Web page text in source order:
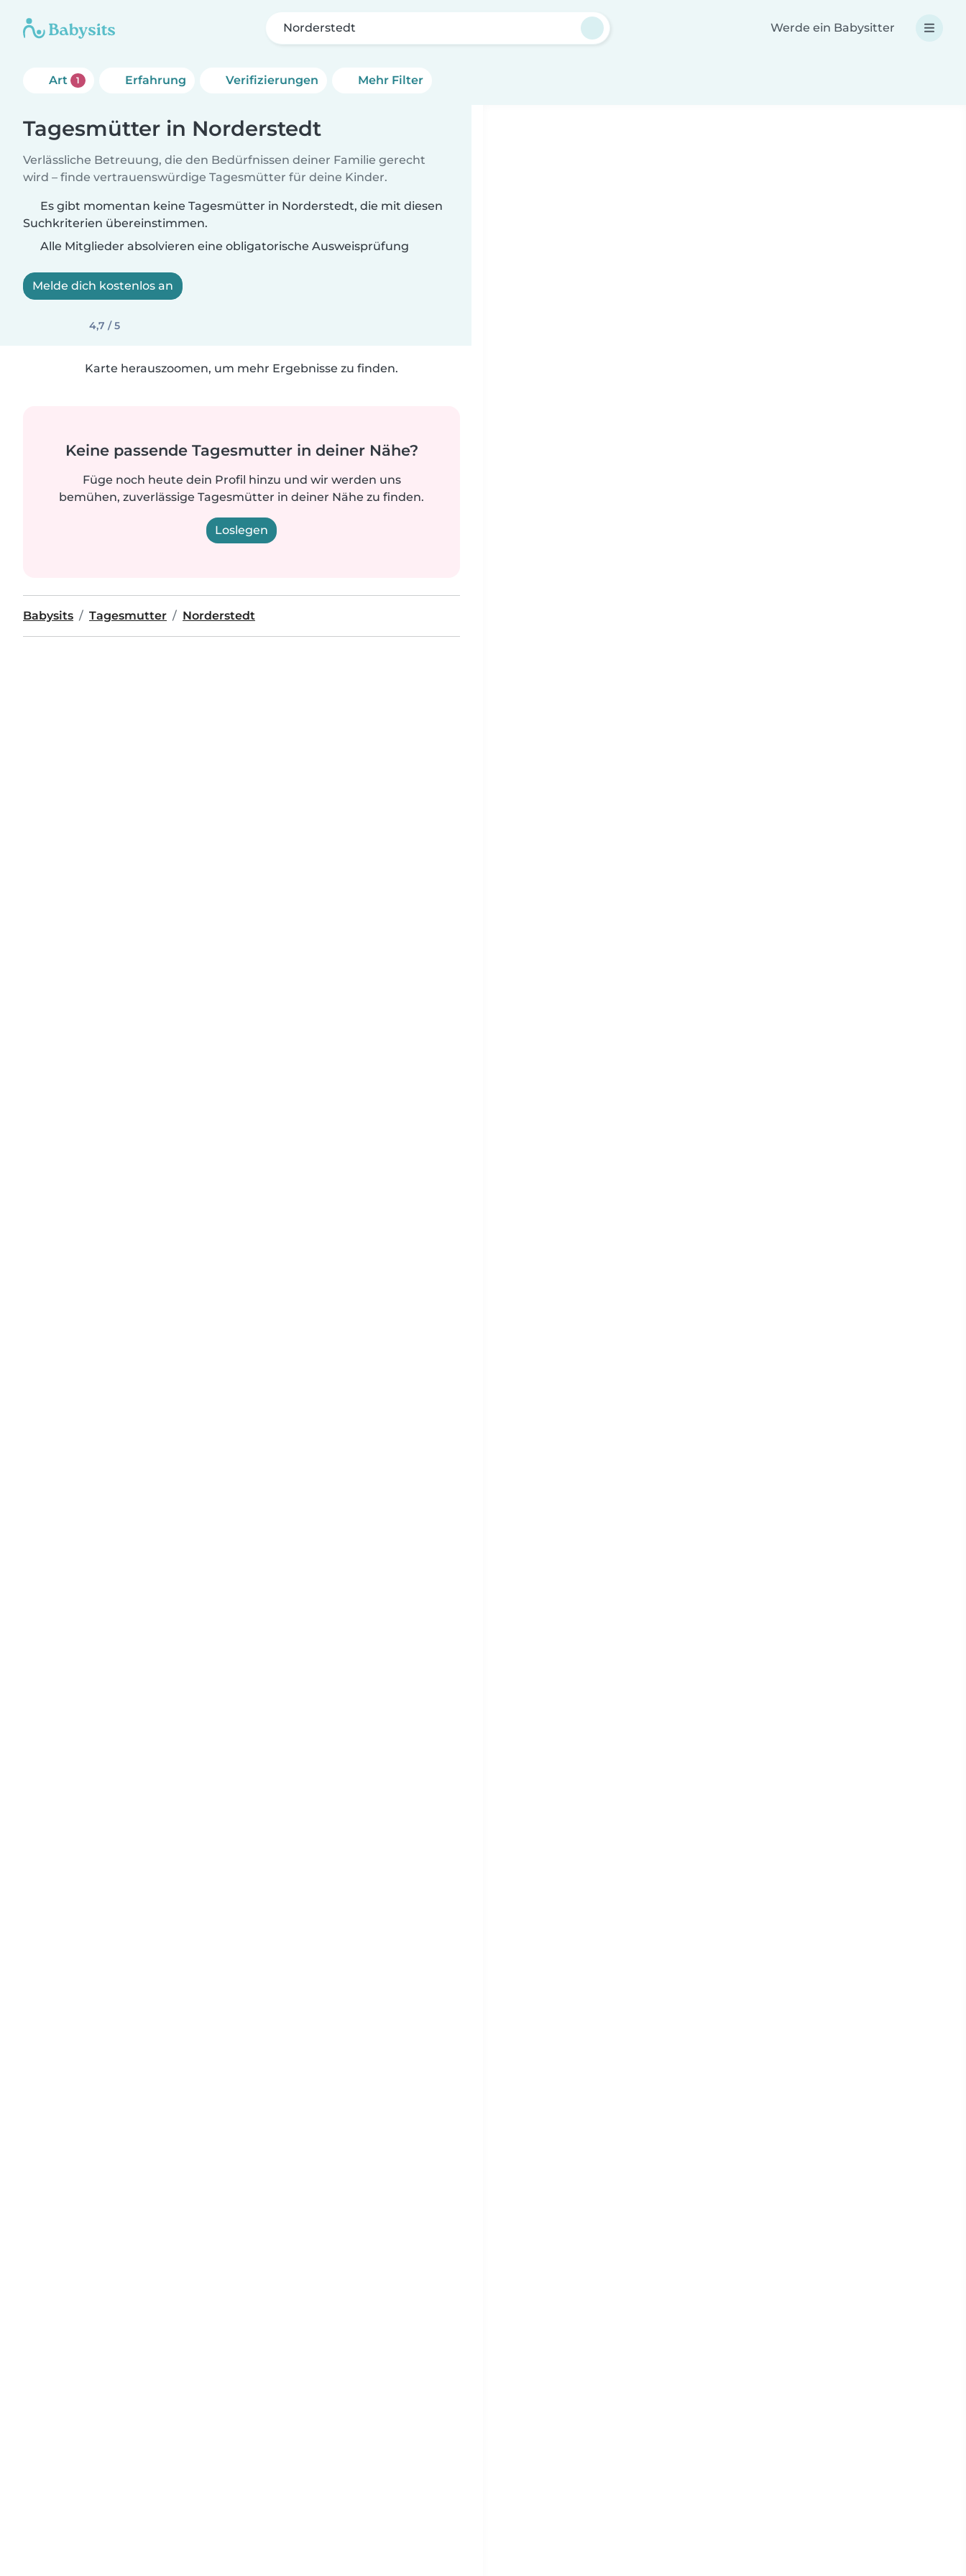
Norderstedt Werde ein Babysitter
Art 1 Erfahrung Verifizierungen Mehr Filter
Tagesmütter in Norderstedt
Verlässliche Betreuung, die den Bedürfnissen deiner Familie gerecht
wird – finde vertrauenswürdige Tagesmütter für deine Kinder.
Es gibt momentan keine Tagesmütter in Norderstedt, die mit diesen
Suchkriterien übereinstimmen.
Alle Mitglieder absolvieren eine obligatorische Ausweisprüfung
Melde dich kostenlos an
4,7 / 5
Karte herauszoomen, um mehr Ergebnisse zu finden.
Keine passende Tagesmutter in deiner Nähe?
Füge noch heute dein Profil hinzu und wir werden uns
bemühen, zuverlässige Tagesmütter in deiner Nähe zu finden.
Loslegen
Babysits Tagesmutter Norderstedt